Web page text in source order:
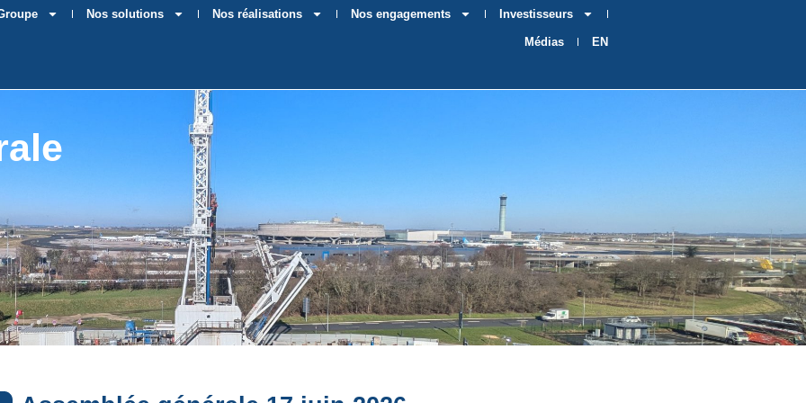
Nos solutions Nos réalisations Nos engagements Investisseurs
Médias EN